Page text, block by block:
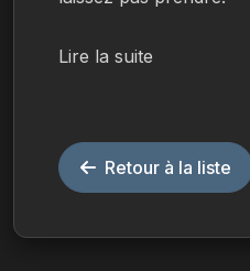
Lire la suite
Retour à la liste